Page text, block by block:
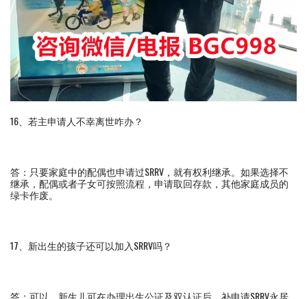
16、若主申请人不幸离世咋办？
答：只要家庭中的配偶也申请过SRRV，就有权利继承。如果选择不
继承，配偶或者子女可按照流程，申请取回存款，其他家庭成员的
绿卡作废。
17、新出生的孩子还可以加入SRRV吗？
答：可以，新生儿可在办理出生公证及双认证后，补申请SRRV永居